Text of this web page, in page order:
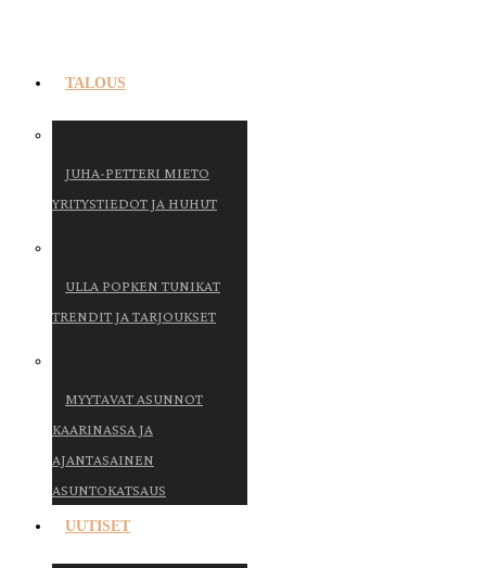
TALOUS
JUHA-PETTERI MIETO
YRITYSTIEDOT JA HUHUT
ULLA POPKEN TUNIKAT
TRENDIT JA TARJOUKSET
MYYTAVAT ASUNNOT
KAARINASSA JA
AJANTASAINEN
ASUNTOKATSAUS
UUTISET